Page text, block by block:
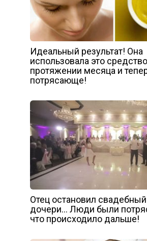
Идеальный результат! Она
использовала это
протяжении месяца и
потрясающе!
Отец остановил
дочери… Люди были
что происходило дальше!